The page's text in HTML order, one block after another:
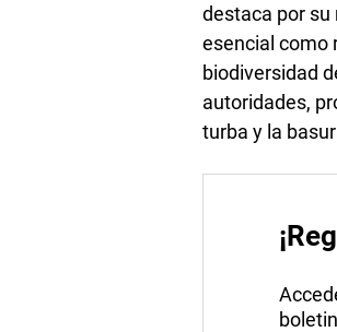
destaca por su
esencial como
biodiversidad
autoridades,
turba y la